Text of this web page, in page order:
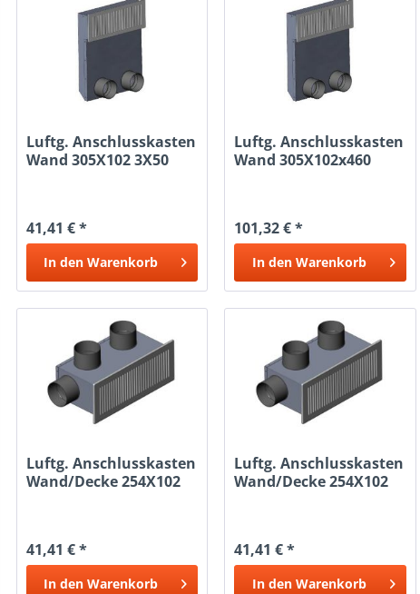
Luftg. Anschlusskasten
Wand 305X102 3X50
41,41 € *
In den Warenkorb
Luftg. Anschlusskasten
Wand 305X102x460
101,32 € *
In den Warenkorb
Luftg. Anschlusskasten
Wand/Decke 254X102
41,41 € *
In den Warenkorb
Luftg. Anschlusskasten
Wand/Decke 254X102
41,41 € *
In den Warenkorb